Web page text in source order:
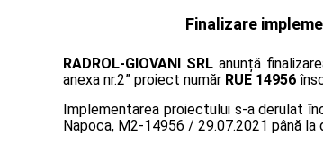
Finalizare
RADROL-GIOVANI SRLanunță
anexa nr.2” proiect număr RUE 14956
Implementarea proiectului s-a derulat
Napoca, M2-14956 / 29.07.2021 până la